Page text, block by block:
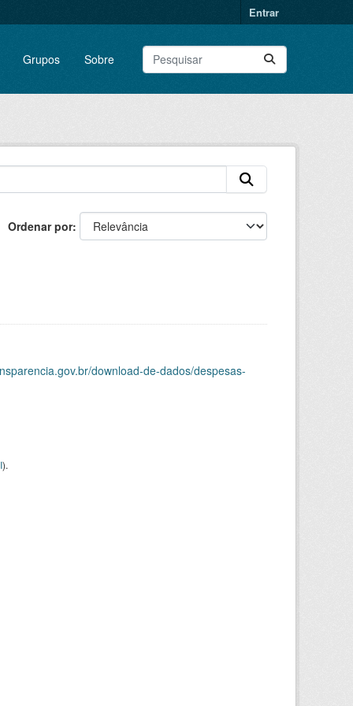
Entrar
Grupos Sobre
Ordenar por
download-de-dados/despesas-
).